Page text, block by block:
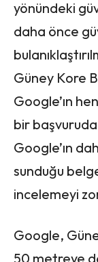
yönündeki
daha önce
Güney Kore
Google’ın
bir başvuruda
Google’ın
sunduğu
incelemeyi
Google,
50 metreye